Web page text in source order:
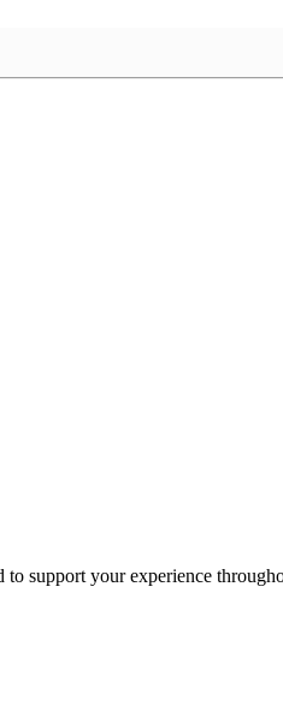
support your experience